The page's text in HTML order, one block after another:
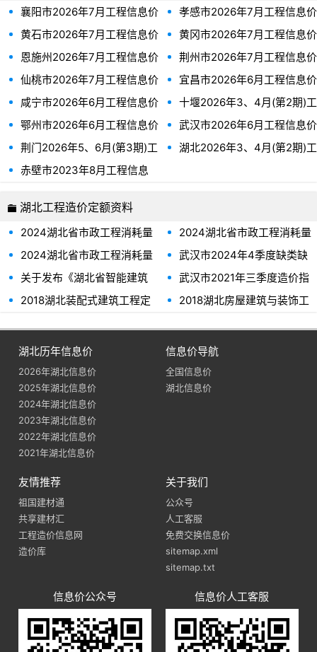
襄阳市2026年7月工程信息价
孝感市2026年7月工程信息价
黄石市2026年7月工程信息价
黄冈市2026年7月工程信息价
恩施州2026年7月工程信息价
荆州市2026年7月工程信息价
仙桃市2026年7月工程信息价
宜昌市2026年6月工程信息价
咸宁市2026年6月工程信息价
十堰2026年3、4月(第2期)工
程信息价
鄂州市2026年6月工程信息价
武汉市2026年6月工程信息价
荆门2026年5、6月(第3期)工
程信息价
湖北2026年3、4月(第2期)工
赤壁市2023年8月工程信息
湖北工程造价定额资料
2024湖北省市政工程消耗量
定额及全费用基价表(第四册
隧道工程）
2024湖北省市政工程消耗量
定额及全费用基价表(第六册
水处理工程）
2024湖北省市政工程消耗量
定额及全费用基价表(第八册
路灯工程）
武汉市2024年4季度缺类缺
项材料价格信息(武市政价字
[2025]3号)
关于发布《湖北省智能建筑
(工业化造楼机)补充定额》(试
行)的通知
武汉市2021年三季度造价指
2018湖北装配式建筑工程定
2018湖北房屋建筑与装饰工
湖北历年信息价
2026年湖北信息价
2025年湖北信息价
2024年湖北信息价
2023年湖北信息价
2022年湖北信息价
2021年湖北信息价
信息价导航
全国信息价
湖北信息价
友情推荐
祖国建材通
共享建材汇
工程造价信息网
造价库
关于我们
公众号
人工客服
免费交换信息价
sitemap.xml
sitemap.txt
信息价公众号 信息价人工客服